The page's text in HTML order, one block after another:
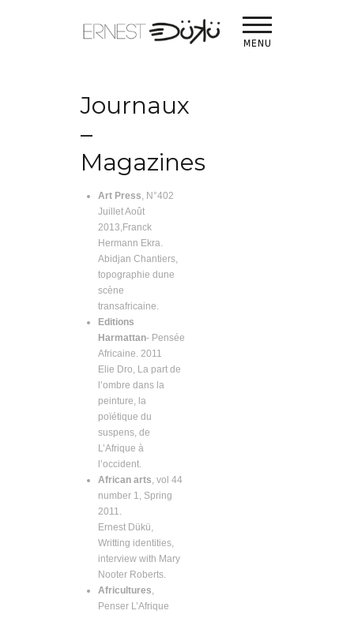
MENU
Journaux
–
Magazines
Art Press, N°402
Juillet Août
2013,Franck
Hermann Ekra.
Abidjan Chantiers,
topographie dune
scène
transafricaine.
Editions
Harmattan- Pensée
Africaine. 2011
Elie Dro, La part de
l’ombre dans la
peinture, la
poïétique du
suspens, de
L’Afrique à
l’occident.
African arts, vol 44
number 1, Spring
2011.
Ernest Dükü,
Writting identities,
interview with Mary
Nooter Roberts.
Africultures,
Penser L’Afrique